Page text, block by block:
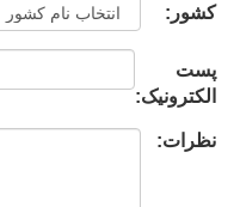
کشور:
پست
الکترونیک:
نظرات: